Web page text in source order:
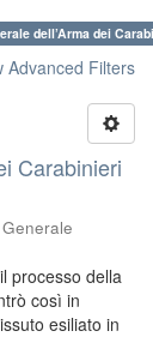
dell’Arma dei
Advanced Filters
Carabinieri
processo della
così in
esiliato in